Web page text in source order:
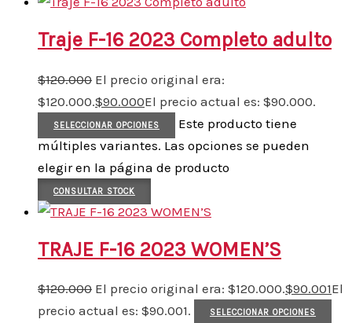
Traje F-16 2023 Completo adulto
$120.000 El precio original era:
$120.000.$90.000El precio actual es: $90.000.
SELECCIONAR OPCIONES
Este producto tiene
múltiples variantes. Las opciones se pueden
elegir en la página de producto
CONSULTAR STOCK
TRAJE F-16 2023 WOMEN’S
$120.000 El precio original era: $120.000.$90.001El
precio actual es: $90.001.
SELECCIONAR OPCIONES